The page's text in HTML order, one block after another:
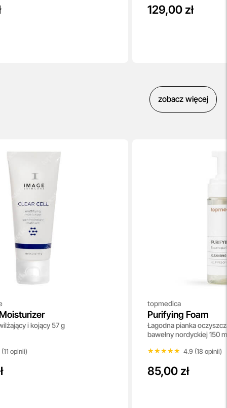
129,00 zł
zobacz więcej
i kojący 57 g
opinii)
topmedica
Purifying Foam
Łagodna pianka
bawełny nordyckiej 150
★★★★★
★★★★★ 4.9 (18 opinii)
85,00 zł